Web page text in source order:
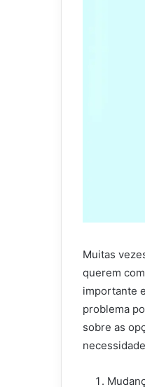
Muitas
querem
importante
problema
sobre as